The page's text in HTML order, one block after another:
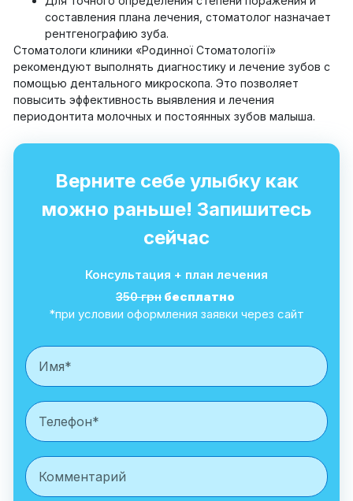
составления плана лечения, стоматолог назначает
рентгенографию зуба.
Стоматологи клиники «Родинної Стоматології»
рекомендуют выполнять диагностику и лечение зубов с
помощью дентального микроскопа. Это позволяет
повысить эффективность выявления и лечения
периодонтита молочных и постоянных зубов малыша.
Верните себе улыбку как
можно раньше! Запишитесь
сейчас
Консультация + план лечения
350 грн бесплатно
*при условии оформления заявки через сайт